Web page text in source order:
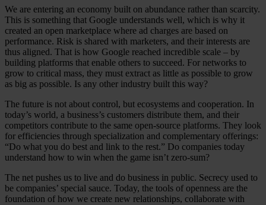
We are entering an economy built on abundance rather than scarcity.
This is something that Google understands well, which is why it
created an open marketplace where ad charges are based on
performance. Risk is shared with marketers, and their interests are
thus aligned. That is how Google reached incredible scale – by
building platforms that enable others to succeed. For networks to
grow to critical mass, they must extract as little as possible to grow
as big as possible. Is any other industry built this way?
The future is not about control, but ecosystems and cooperation. In
today’s world, a business’s customers distribute them, and their
competitors contribute to the same open-source platforms. They look
for efficiencies through specialization and complementary offerings:
“Do what you do best and link to the rest.” Do companies today
understand how to win when the game isn’t zero-sum?
The net pushes us to live and do business in public. Secrecy used to
be companies’ special sauce. Today, the tools of openness are the
foundation of how we create new relationships, collaborate with